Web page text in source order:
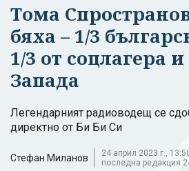
Тома
бяха – 1/3
1/3 от соцлагера и
Запада
Легендарният радиоводещ се
директно от Би Би Си
Стефан Миланов
24 април 2023 г.,
последна редакция